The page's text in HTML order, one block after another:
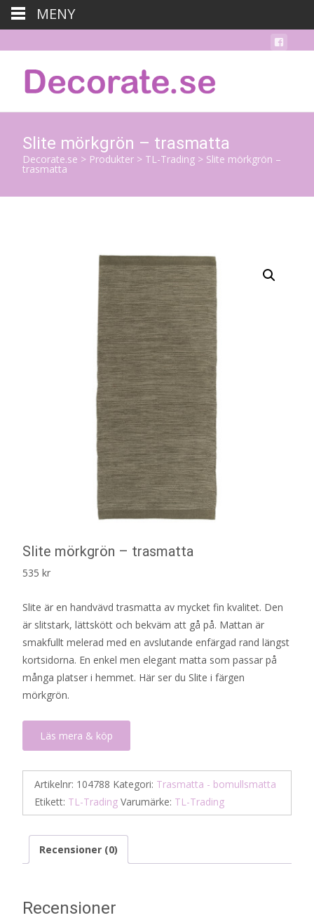
Slite mörkgrön – trasmatta
Decorate.se > Produkter > TL-Trading > Slite mörkgrön –
trasmatta
Slite mörkgrön – trasmatta
535 kr
Slite är en handvävd trasmatta av mycket fin kvalitet. Den
är slitstark, lättskött och bekväm att gå på. Mattan är
smakfullt melerad med en avslutande enfärgad rand längst
kortsidorna. En enkel men elegant matta som passar på
många platser i hemmet. Här ser du Slite i färgen
mörkgrön.
Läs mera & köp
Artikelnr: 104788 Kategori: Trasmatta - bomullsmatta
Etikett: TL-Trading Varumärke: TL-Trading
Recensioner (0)
Recensioner
MENY